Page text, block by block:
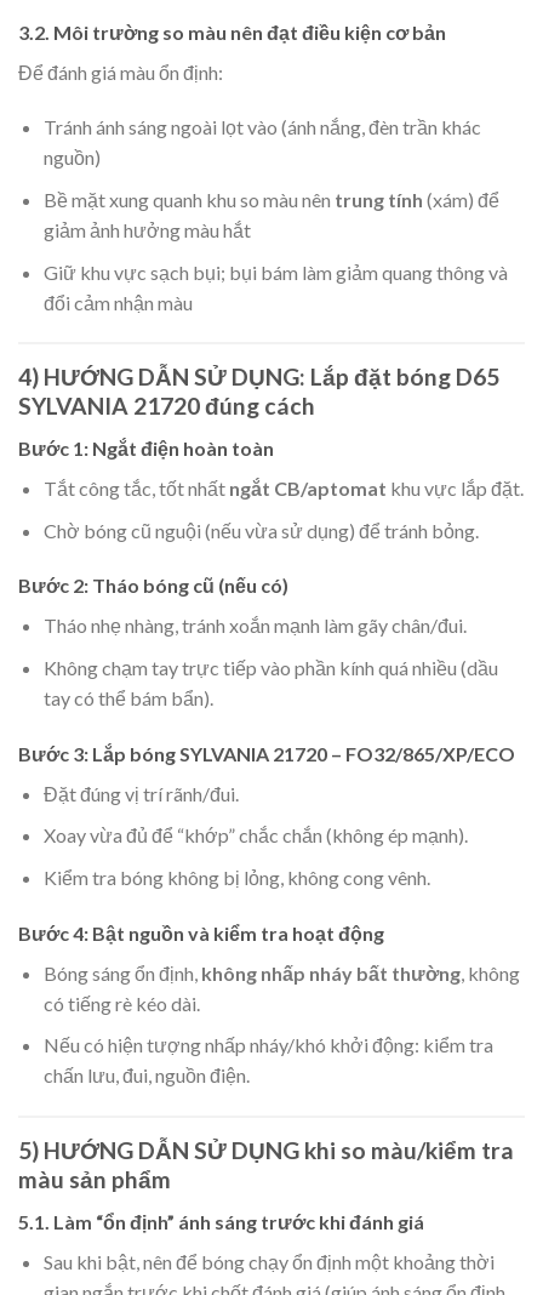
3.2. Môi trường so màu nên đạt điều kiện cơ bản
Để đánh giá màu ổn định:
Tránh ánh sáng ngoài lọt vào (ánh nắng, đèn trần khác
nguồn)
Bề mặt xung quanh khu so màu nên trung tính (xám) để
giảm ảnh hưởng màu hắt
Giữ khu vực sạch bụi; bụi bám làm giảm quang thông và
đổi cảm nhận màu
4) HƯỚNG DẪN SỬ DỤNG: Lắp đặt bóng D65
SYLVANIA 21720 đúng cách
Bước 1: Ngắt điện hoàn toàn
Tắt công tắc, tốt nhất ngắt CB/aptomat khu vực lắp đặt.
Chờ bóng cũ nguội (nếu vừa sử dụng) để tránh bỏng.
Bước 2: Tháo bóng cũ (nếu có)
Tháo nhẹ nhàng, tránh xoắn mạnh làm gãy chân/đui.
Không chạm tay trực tiếp vào phần kính quá nhiều (dầu
tay có thể bám bẩn).
Bước 3: Lắp bóng SYLVANIA 21720 – FO32/865/XP/ECO
Đặt đúng vị trí rãnh/đui.
Xoay vừa đủ để “khớp” chắc chắn (không ép mạnh).
Kiểm tra bóng không bị lỏng, không cong vênh.
Bước 4: Bật nguồn và kiểm tra hoạt động
Bóng sáng ổn định, không nhấp nháy bất thường, không
có tiếng rè kéo dài.
Nếu có hiện tượng nhấp nháy/khó khởi động: kiểm tra
chấn lưu, đui, nguồn điện.
5) HƯỚNG DẪN SỬ DỤNG khi so màu/kiểm tra
màu sản phẩm
5.1. Làm “ổn định” ánh sáng trước khi đánh giá
Sau khi bật, nên để bóng chạy ổn định một khoảng thời